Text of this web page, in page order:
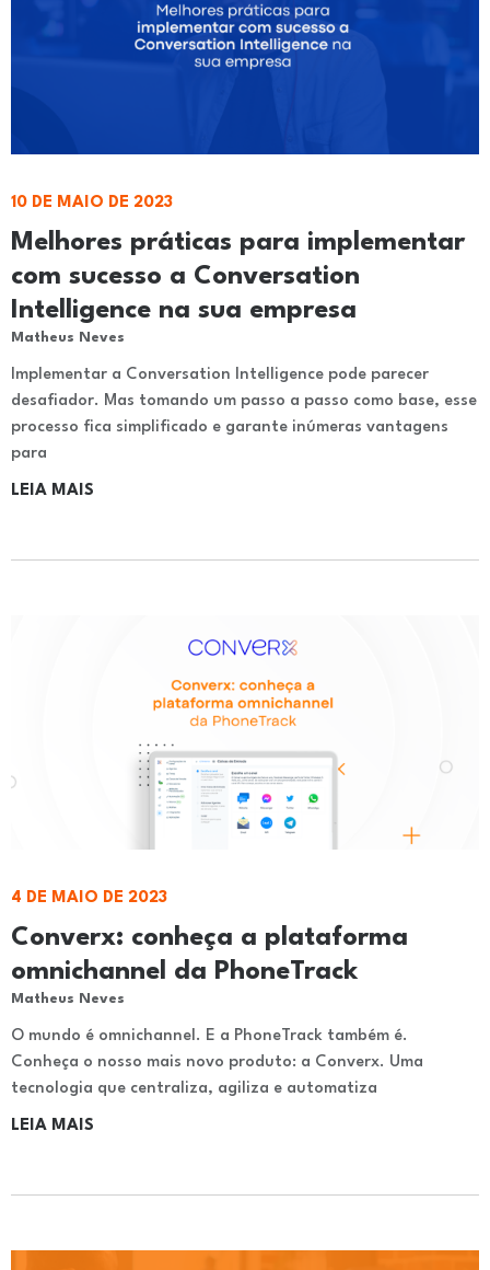
Melhores práticas para implementar
com sucesso a Conversation
Intelligence na sua empresa
Matheus Neves
10 DE MAIO DE 2023
Implementar a Conversation Intelligence pode parecer
desafiador. Mas tomando um passo a passo como base, esse
processo fica simplificado e garante inúmeras vantagens
para
LEIA MAIS
Converx: conheça a plataforma
omnichannel da PhoneTrack
Matheus Neves
4 DE MAIO DE 2023
O mundo é omnichannel. E a PhoneTrack também é.
Conheça o nosso mais novo produto: a Converx. Uma
tecnologia que centraliza, agiliza e automatiza
LEIA MAIS